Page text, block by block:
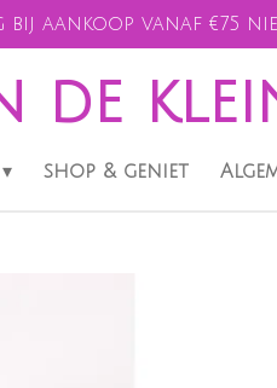
bij aankoop vanaf €75
de
shop & geniet